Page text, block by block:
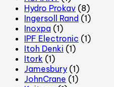
Hydro Prokav (8)
Ingersoll Rand (1)
Inoxpa (1)
IPF Electronic (1)
Itoh Denki (1)
Itork (1)
Jamesbury (1)
JohnCrane (1)